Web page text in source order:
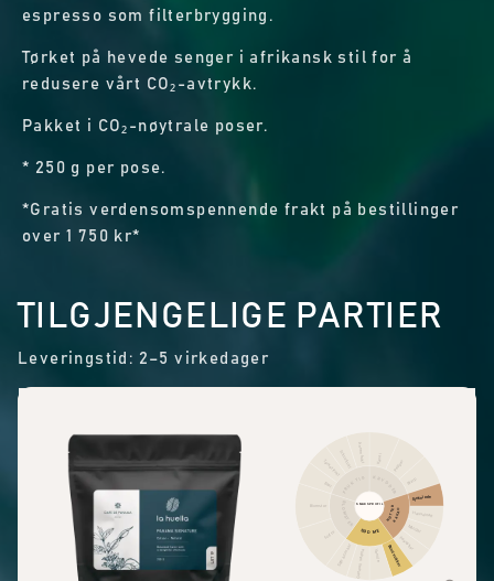
espresso som filterbrygging.
Tørket på hevede senger i afrikansk stil for å
redusere vårt CO₂-avtrykk.
Pakket i CO₂-nøytrale poser.
* 250 g per pose.
*Gratis verdensomspennende frakt på bestillinger
over 1 750 kr*
TILGJENGELIGE PARTIER
Leveringstid: 2–5 virkedager
Kanel Pepper
Skarp
Sjokolade
Hasselnøtt
Mandel
Peanøtter
Brunt sukker
Generell sødme
Søte aromaer
Sort te
Blomster
Bær
Tørket frukt
Annen frukt
NØTTERKAKAO
SØDME
BLOMSTER SMAKSPROFIL